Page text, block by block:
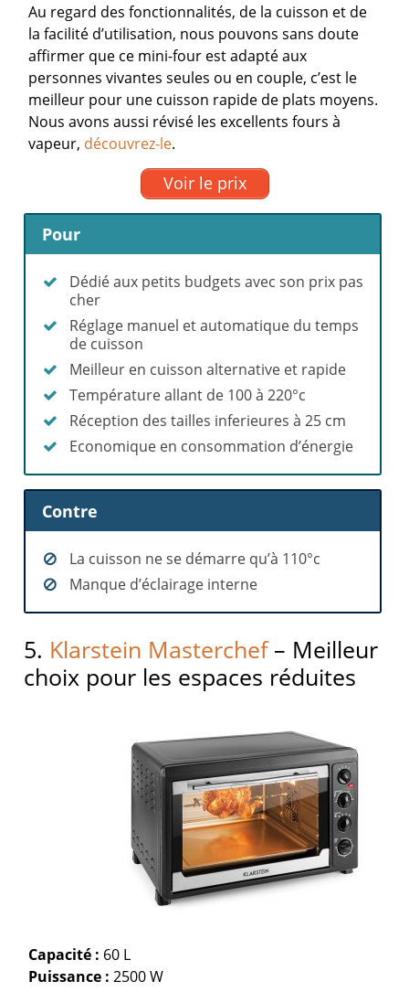
Au regard des fonctionnalités, de la cuisson et de
la facilité d’utilisation, nous pouvons sans doute
affirmer que ce mini-four est adapté aux
personnes vivantes seules ou en couple, c’est le
meilleur pour une cuisson rapide de plats moyens.
Nous avons aussi révisé les excellents fours à
vapeur, découvrez-le.
Voir le prix
Pour
Dédié aux petits budgets avec son prix pas
cher
Réglage manuel et automatique du temps
de cuisson
Meilleur en cuisson alternative et rapide
Température allant de 100 à 220°c
Réception des tailles inferieures à 25 cm
Economique en consommation d’énergie
Contre
La cuisson ne se démarre qu’à 110°c
Manque d’éclairage interne
5. Klarstein Masterchef– Meilleur
choix pour les espaces réduites
Capacité : 60 L
Puissance :2500 W